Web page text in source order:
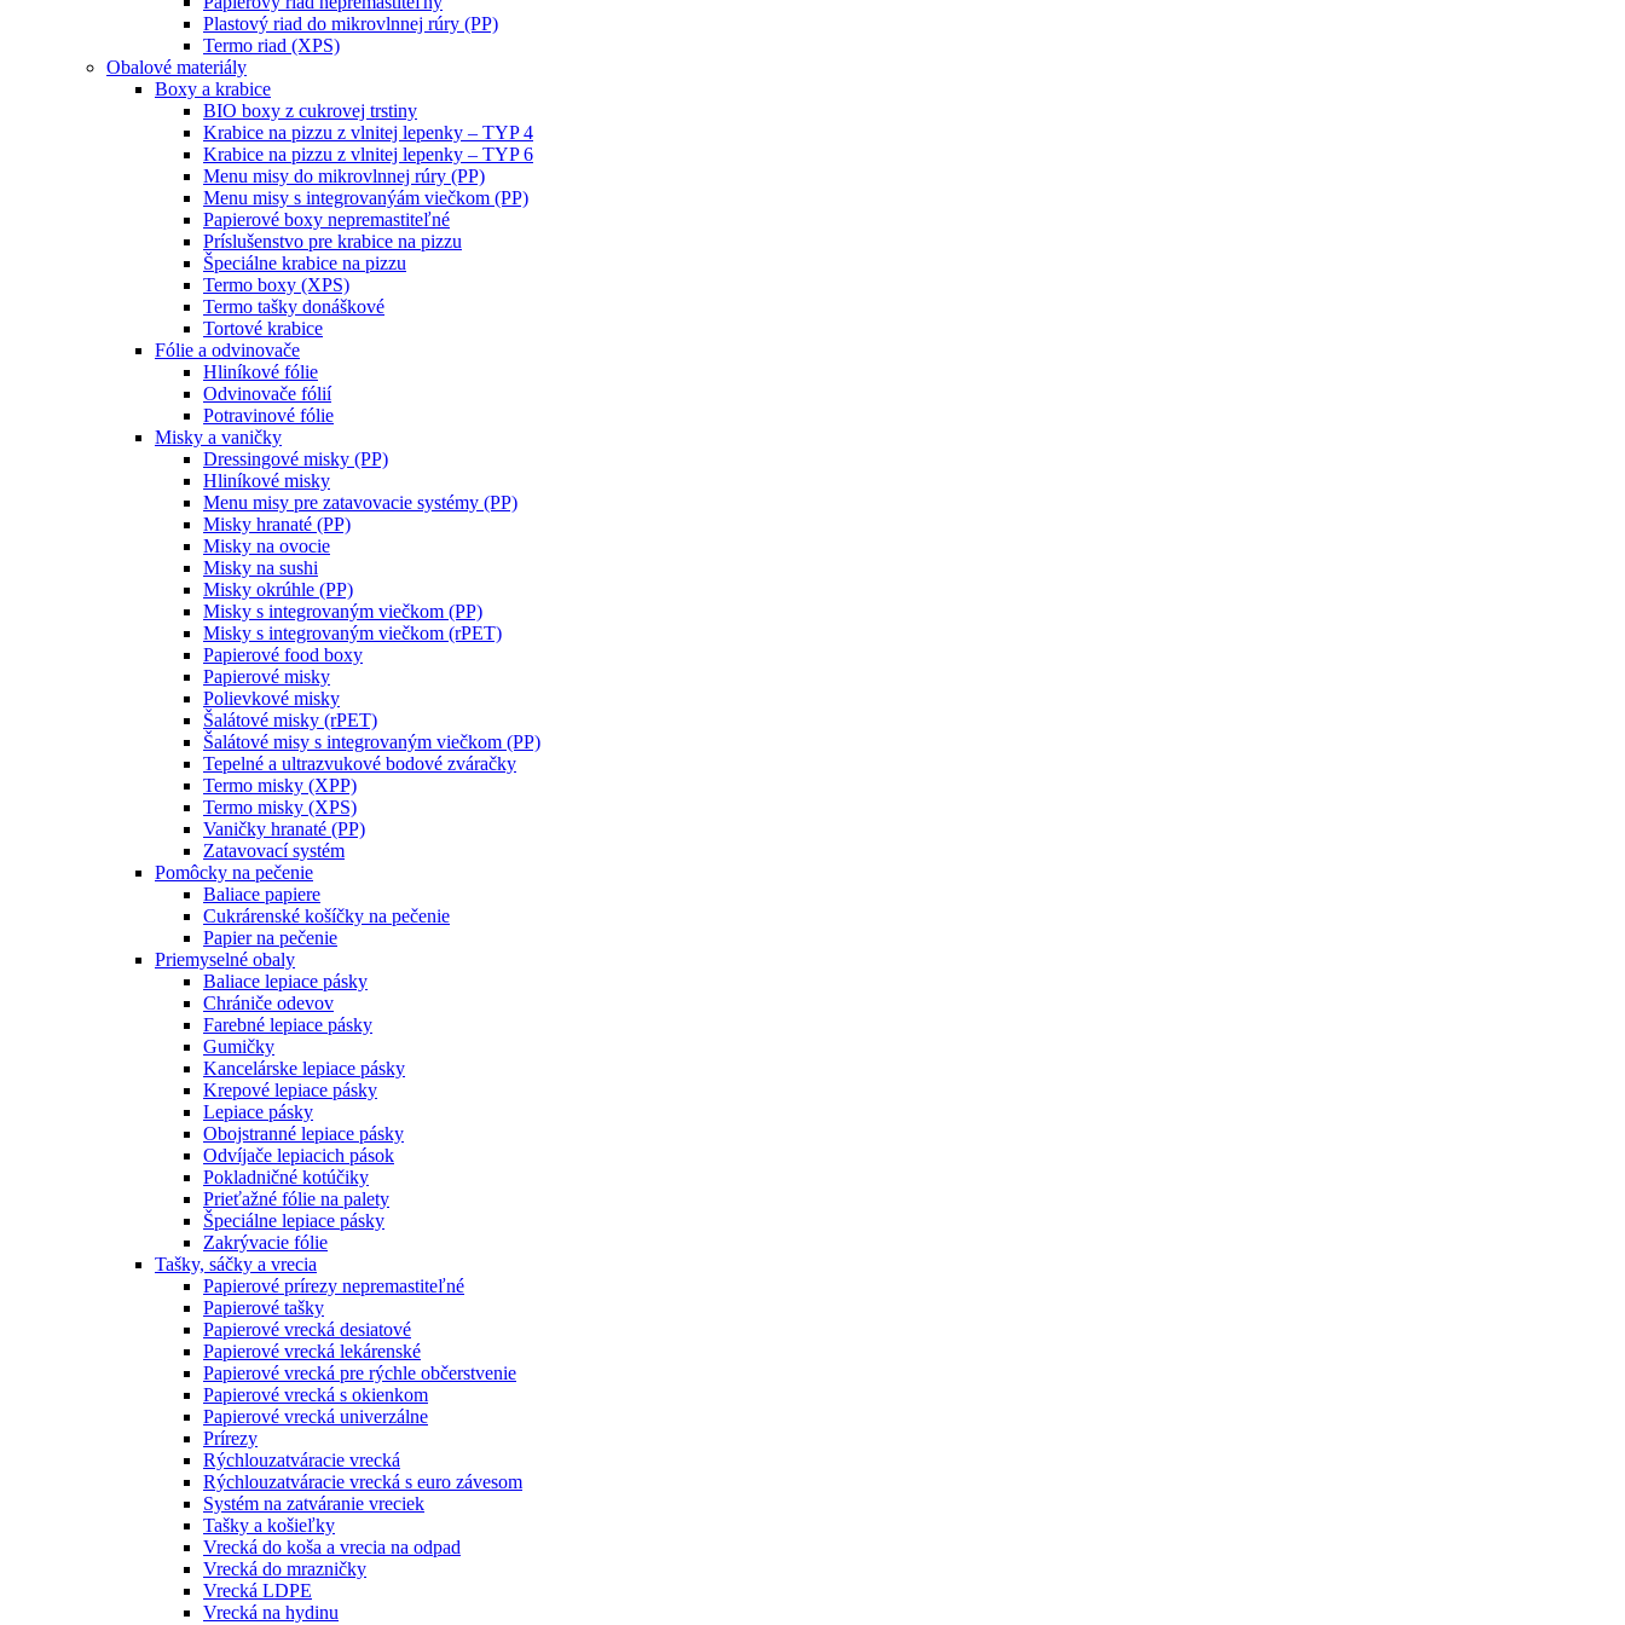
Plastový riad do mikrovlnnej rúry (PP)
Termo riad (XPS)
Obalové materiály
Boxy a krabice
BIO boxy z cukrovej trstiny
Krabice na pizzu z vlnitej lepenky – TYP 4
Krabice na pizzu z vlnitej lepenky – TYP 6
Menu misy do mikrovlnnej rúry (PP)
Menu misy s integrovanýám viečkom (PP)
Papierové boxy nepremastiteľné
Príslušenstvo pre krabice na pizzu
Špeciálne krabice na pizzu
Termo boxy (XPS)
Termo tašky donáškové
Tortové krabice
Fólie a odvinovače
Hliníkové fólie
Odvinovače fólií
Potravinové fólie
Misky a vaničky
Dressingové misky (PP)
Hliníkové misky
Menu misy pre zatavovacie systémy (PP)
Misky hranaté (PP)
Misky na ovocie
Misky na sushi
Misky okrúhle (PP)
Misky s integrovaným viečkom (PP)
Misky s integrovaným viečkom (rPET)
Papierové food boxy
Papierové misky
Polievkové misky
Šalátové misky (rPET)
Šalátové misy s integrovaným viečkom (PP)
Tepelné a ultrazvukové bodové zváračky
Termo misky (XPP)
Termo misky (XPS)
Vaničky hranaté (PP)
Zatavovací systém
Pomôcky na pečenie
Baliace papiere
Cukrárenské košíčky na pečenie
Papier na pečenie
Priemyselné obaly
Baliace lepiace pásky
Chrániče odevov
Farebné lepiace pásky
Gumičky
Kancelárske lepiace pásky
Krepové lepiace pásky
Lepiace pásky
Obojstranné lepiace pásky
Odvíjače lepiacich pások
Pokladničné kotúčiky
Prieťažné fólie na palety
Špeciálne lepiace pásky
Zakrývacie fólie
Tašky, sáčky a vrecia
Papierové prírezy nepremastiteľné
Papierové tašky
Papierové vrecká desiatové
Papierové vrecká lekárenské
Papierové vrecká pre rýchle občerstvenie
Papierové vrecká s okienkom
Papierové vrecká univerzálne
Prírezy
Rýchlouzatváracie vrecká
Rýchlouzatváracie vrecká s euro závesom
Systém na zatváranie vreciek
Tašky a košieľky
Vrecká do koša a vrecia na odpad
Vrecká do mrazničky
Vrecká LDPE
Vrecká na hydinu